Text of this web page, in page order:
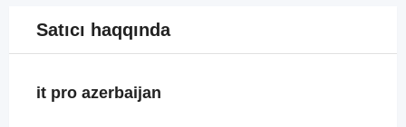
Satıcı haqqında
it pro azerbaijan